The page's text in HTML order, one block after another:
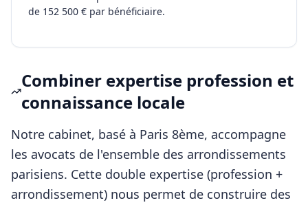
de 152 500 € par bénéficiaire.
Combiner expertise profession et
connaissance locale
Notre cabinet, basé à Paris 8ème, accompagne
les avocats de l'ensemble des arrondissements
parisiens. Cette double expertise (profession +
arrondissement) nous permet de construire des